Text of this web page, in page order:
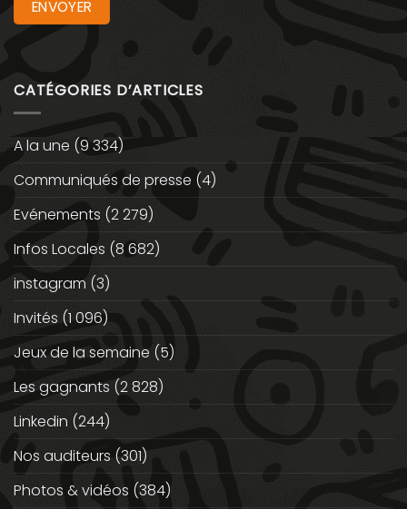
CATÉGORIES D’ARTICLES
A la une (9 334)
Communiqués de presse (4)
Evénements (2 279)
Infos Locales (8 682)
instagram (3)
Invités (1 096)
Jeux de la semaine (5)
Les gagnants (2 828)
Linkedin (244)
Nos auditeurs (301)
Photos & vidéos (384)